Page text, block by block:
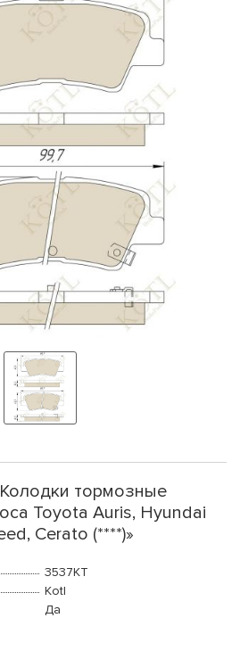
тормозные
Toyota Auris, Hyundai
Cerato (****)»
3537KT
Kotl
Да